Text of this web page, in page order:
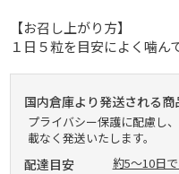
【お召し上がり方】
１日５粒を目安によく噛ん
国内倉庫より発送される商
プライバシー保護に配慮し
載なく発送いたします。
配達目安 約5～10日で